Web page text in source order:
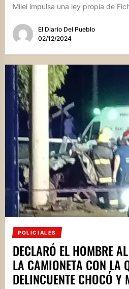
Milei impulsa una ley propia de
El Diario Del Pueblo
02/12/2024
POLICIALES
DECLARÓ EL HOMBRE
LA CAMIONETA CON LA
DELINCUENTE CHOCÓ Y